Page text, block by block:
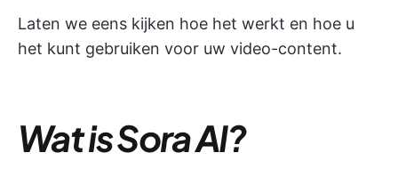
Laten we eens kijken hoe het werkt en hoe u
het kunt gebruiken voor uw video-content.
Wat is Sora AI?